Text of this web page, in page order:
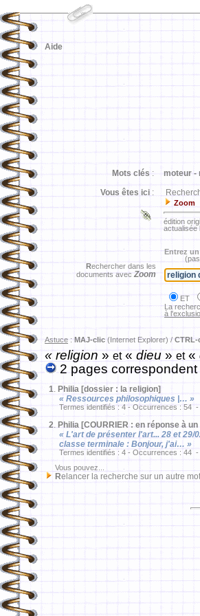
Aide
Mots clés : moteur -
Vous êtes ici :
Zoom
édition
actualisée
Rechercher dans les
documents avec Zoom
Entrez
(pas
ET
La
à
Astuce : MAJ-clic (Internet Explorer) / CTRL-
« religion » et« dieu » et«
2 pages correspondent
1. Philia [dossier : la religion]
« Ressources philosophiques |… »
Termes identifiés : 4 - Occurrences : 54 -
2. Philia [COURRIER : en réponse à
« L'art de présenter l'art... 28 et 29/
classe terminale : Bonjour, j'ai… »
Termes identifiés : 4 - Occurrences : 44 -
Vous pouvez...
Relancer la recherche sur un autre